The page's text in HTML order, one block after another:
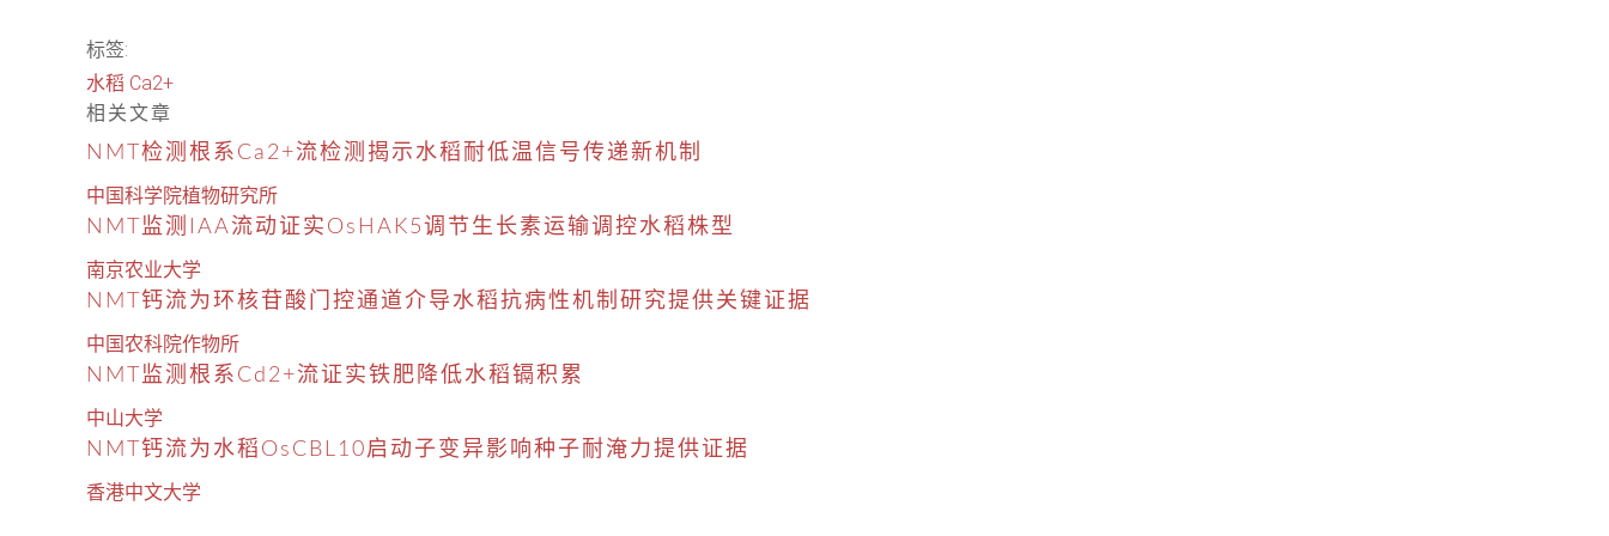
标签:
水稻 Ca2+
相关文章
NMT检测根系Ca2+流检测揭示水稻耐低温信号传递新机制
中国科学院植物研究所
NMT监测IAA流动证实OsHAK5调节生长素运输调控水稻株型
南京农业大学
NMT钙流为环核苷酸门控通道介导水稻抗病性机制研究提供关键证据
中国农科院作物所
NMT监测根系Cd2+流证实铁肥降低水稻镉积累
中山大学
NMT钙流为水稻OsCBL10启动子变异影响种子耐淹力提供证据
香港中文大学